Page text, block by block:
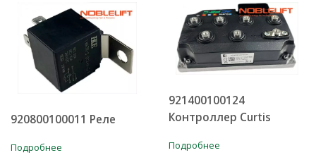
920800100011 Реле
Подробнее
921400100124
Контроллер Curtis
Подробнее